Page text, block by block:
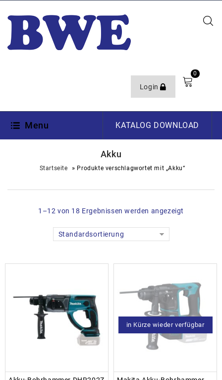
Login
0
Menu KATALOG DOWNLOAD
Akku
Startseite » Produkte verschlagwortet mit „Akku“
1–12 von 18 Ergebnissen werden angezeigt
Standardsortierung
in Kürze wieder verfügbar